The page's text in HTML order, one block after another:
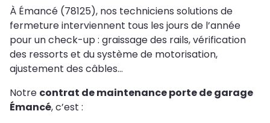
À Émancé (78125), nos techniciens solutions de
fermeture interviennent tous les jours de l’année
pour un check-up : graissage des rails, vérification
des ressorts et du système de motorisation,
ajustement des câbles…
Notre contrat de maintenance porte de garage
Émancé, c’est :